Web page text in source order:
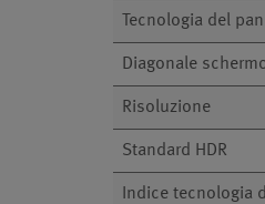
Tecnologia del
Diagonale
Risoluzione
Standard HDR
Indice tecnologia